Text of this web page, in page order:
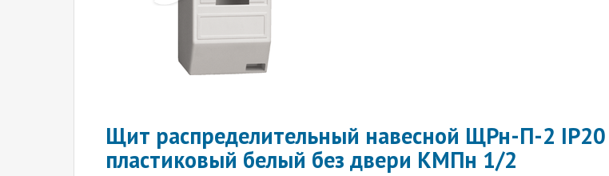
Щит распределительный навесной ЩРн-П-2 IP20
пластиковый белый без двери КМПн 1/2